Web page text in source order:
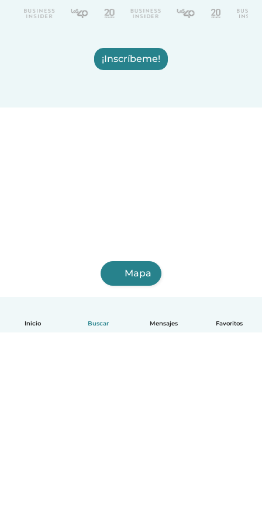
Inicio Buscar Mensajes Favoritos
¡Inscríbeme!
Mapa